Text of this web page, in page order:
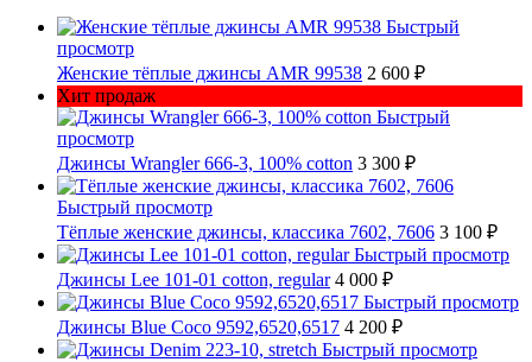
Быстрый
просмотр
Женские тёплые джинсы AMR 99538 2 600 ₽
Хит продаж
Быстрый
просмотр
Джинсы Wrangler 666-3, 100% cotton 3 300 ₽
Быстрый просмотр
Тёплые женские джинсы, классика 7602, 7606 3 100 ₽
Быстрый просмотр
Джинсы Lee 101-01 cotton, regular 4 000 ₽
Быстрый просмотр
Джинсы Blue Coco 9592,6520,6517 4 200 ₽
Быстрый просмотр